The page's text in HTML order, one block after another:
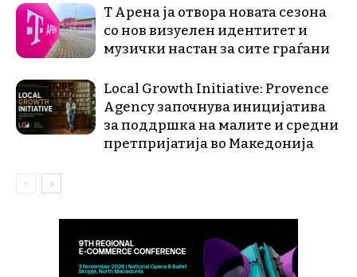
Т Арена ја отвора новата сезона
со нов визуелен идентитет и
музички настан за сите граѓани
Local Growth Initiative: Provence
Agency започнува иницијатива
за поддршка на малите и средни
претпријатија во Македонија